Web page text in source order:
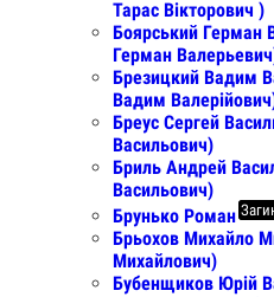
Тарас Вікторович )
Боярський Герман
Герман
Брезицкий Вадим
Вадим
Бреус Сергей
Васильович)
Бриль Андрей
Васильович)
Брунько Роман
Брьохов Михайло
Михайлович)
Бубенщиков Юрій